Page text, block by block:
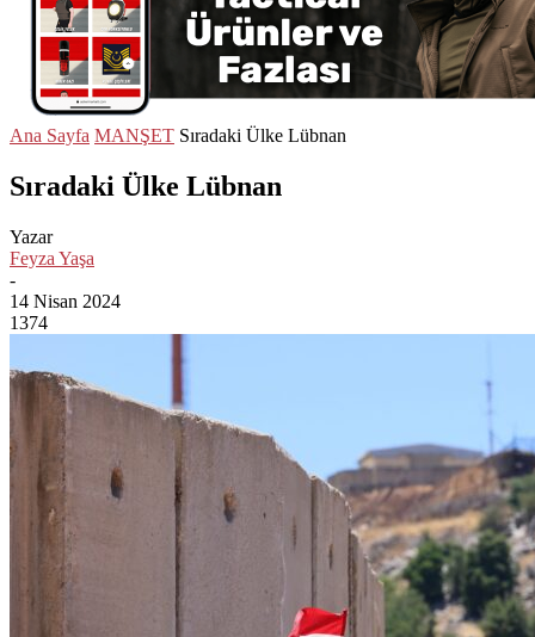
Ana Sayfa MANŞET Sıradaki Ülke Lübnan
Sıradaki Ülke Lübnan
Yazar
Feyza Yaşa
-
14 Nisan 2024
1374